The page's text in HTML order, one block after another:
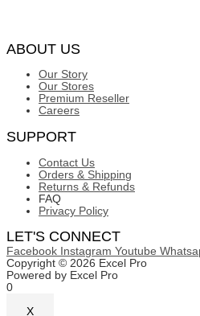
ABOUT US
Our Story
Our Stores
Premium Reseller
Careers
SUPPORT
Contact Us
Orders & Shipping
Returns & Refunds
FAQ
Privacy Policy
LET'S CONNECT
Facebook Instagram Youtube
Copyright © 2026 Excel Pro
Powered by Excel Pro
0
X